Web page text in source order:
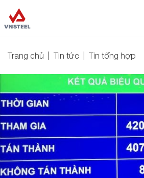
Trang chủ Tin tức Tin tổng hợp